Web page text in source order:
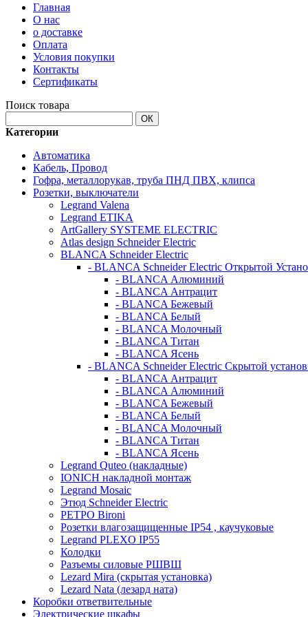
Главная
О нас
о доставке
Оплата
Условия покупки
Контакты
Сертификаты
Поиск товара
ОК
Категории
Автоматика
Кабель, Провод
Гофра, металлорукав, труба ПНД ПВХ, клипса
Розетки, выключатели
Legrand Valena
Legrand ETIKA
ArtGallery SYSTEME ELECTRIC
Atlas design Schneider Electric
BLANCA Schneider Electric
- BLANCA Schneider Electric Открытой
- BLANCA Алюминий
- BLANCA Антрацит
- BLANCA Бежевый
- BLANCA Белый
- BLANCA Молочный
- BLANCA Титан
- BLANCA Ясень
- BLANCA Schneider Electric Скрытой
- BLANCA Антрацит
- BLANCA Алюминий
- BLANCA Бежевый
- BLANCA Белый
- BLANCA Молочный
- BLANCA Титан
- BLANCA Ясень
Legrand Quteo (накладные)
IONICH накладной монтаж
Legrand Mosaic
Этюд Schneider Electric
РЕТРО Bironi
Розетки влагозащищенные IP54 , каучуковые
Legrand PLEXO IP55
Колодки
Разъемы силовые РШВШ
Lezard Mira (скрытая установка)
Lezard Nata (лезард ната)
Коробки ответвительные
Электрические шкафы